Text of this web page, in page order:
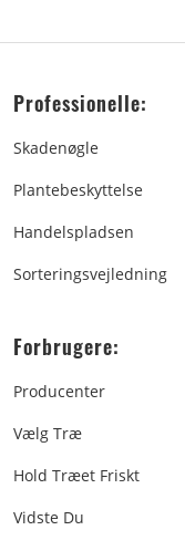
Professionelle:
Skadenøgle
Plantebeskyttelse
Handelspladsen
Sorteringsvejledning
Forbrugere:
Producenter
Vælg Træ
Hold Træet Friskt
Vidste Du